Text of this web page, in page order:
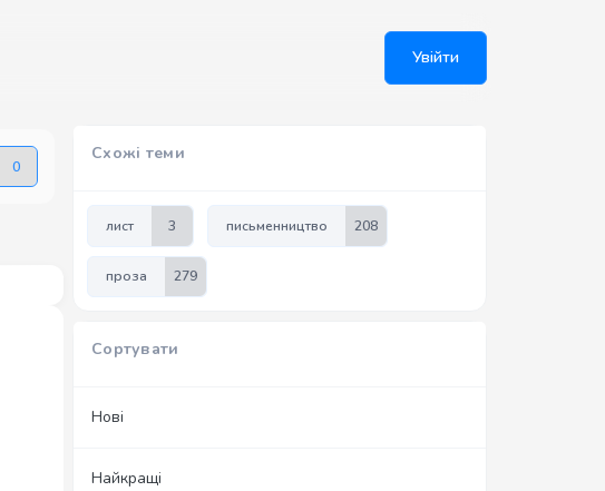
Увійти
0
Схожі теми
лист 3 письменництво 208
проза 279
Сортувати
Нові
Найкращі